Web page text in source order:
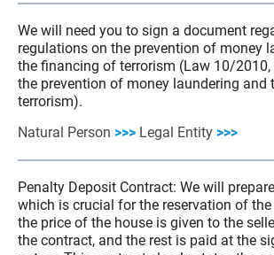
We will need you to sign a document
regulations on the prevention of money
the financing of terrorism (Law 10/2010,
the prevention of money laundering and
terrorism).
Natural Person >>> Legal Entity >>>
Penalty Deposit Contract: We will
which is crucial for the reservation of the
the price of the house is given to the
the contract, and the rest is paid at the